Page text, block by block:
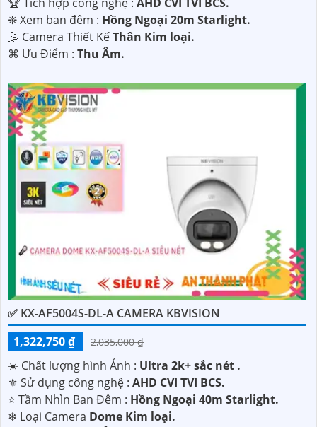
❈ Xem ban đêm : Hồng Ngoại 20m Starlight.
🤹 Camera Thiết KếThân Kim loại.
️⌘ Ưu Điểm : Thu Âm.
✅ KX-AF5004S-DL-A CAMERA KBVISION
1,322,750 ₫
2,035,000 ₫
☀️ Chất lượng hình Ảnh : Ultra 2k+ sắc nét .
⚜️ Sử dụng công nghệ : AHD CVI TVI BCS.
⭐ Tầm Nhìn Ban Đêm : Hồng Ngoại 40m Starlight.
❄ Loại Camera Dome Kim loại.